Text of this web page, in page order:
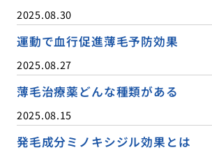
2025.08.30
運動で血行促進薄毛予防効果
2025.08.27
薄毛治療薬どんな種類がある
2025.08.15
発毛成分ミノキシジル効果とは